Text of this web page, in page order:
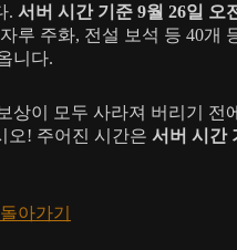
. 서버 시간 기준 9월 26일 오
루 주화, 전설 보석 등 40개
니다.
상이 모두 사라져 버리기 전
오! 주어진 시간은 서버 시간
아가기